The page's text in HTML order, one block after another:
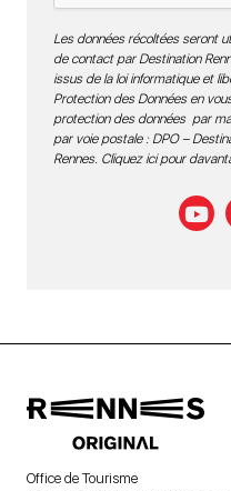
Les données récoltées seront
de contact par Destination
issus de la loi informatique et
Protection des Données en
protection des données par
par voie postale : DPO –
Rennes. Cliquez ici pour
Office de Tourisme